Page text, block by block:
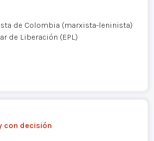
de Colombia (marxista-leninista)
de Liberación (EPL)
con decisión